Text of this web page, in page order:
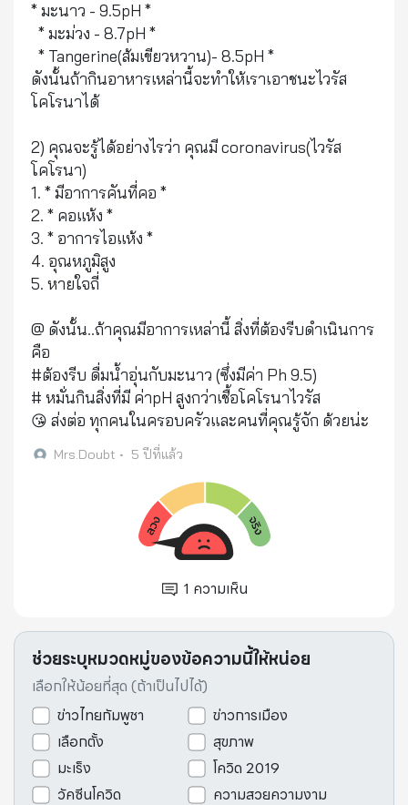
* มะนาว - 9.5pH *
* มะม่วง - 8.7pH *
* Tangerine(ส้มเขียวหวาน)​- 8.5pH *
ดังนั้นถ้ากินอาหารเหล่านี้จะทำให้เราเอาชนะไวรัส
โคโรนาได้
2) คุณจะรู้ได้อย่างไรว่า คุณมี coronavirus(ไวรัส
โคโรนา)​
1. * มีอาการคันที่คอ *
2. * คอแห้ง *
3. * อาการไอแห้ง *
4. อุณหภูมิสูง​
5. หายใจถี่
@ ดังนั้น..ถ้าคุณมีอาการเหล่านี้ สิ่งที่ต้องรีบดำเนินการ
คือ
#ต้องรีบ ดื่มน้ำอุ่นกับมะนาว (ซึ่งมีค่า Ph 9.5)
# หมั่นกินสิ่งที่มี ค่าpH สูงกว่าเชื้อโคโรนาไวรัส
😘 ส่งต่อ ทุกคนในครอบครัวและคนที่คุณรู้จัก ด้วยน่ะ
Mrs.Doubt • 5 ปีที่แล้ว
1 ความเห็น
ช่วยระบุหมวดหมู่ของข้อความนี้ให้หน่อย
เลือกให้น้อยที่สุด (ถ้าเป็นไปได้)
ข่าวไทยกัมพูชา
ข่าวการเมือง
เลือกตั้ง
สุขภาพ
มะเร็ง
โควิด 2019
วัคซีนโควิด
ความสวยความงาม